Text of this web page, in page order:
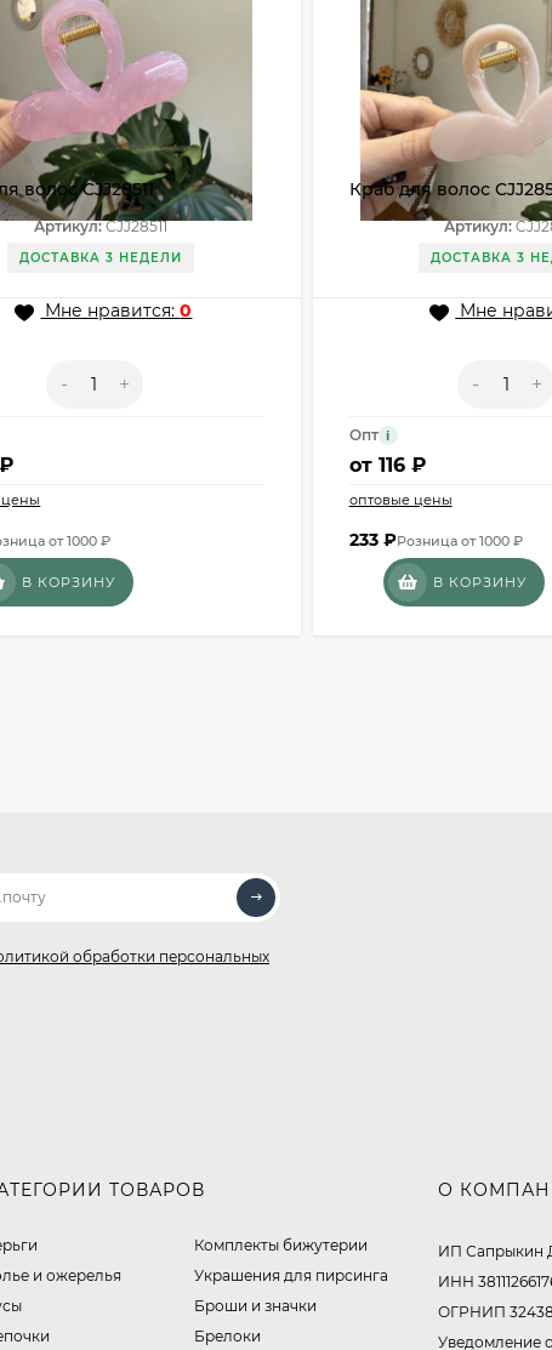
волос CJJ28511
Артикул:CJJ28511
ДОСТАВКА 3 НЕДЕЛИ
Мне нравится:0
- +
цены
от 1000 ₽
В КОРЗИНУ
Краб для волос
Артикул:
ДОСТАВКА 3
Мне
- +
Опт i
от 116 ₽
оптовые цены
233 ₽Розница от 1000 ₽
В КОРЗИНУ
обработки персональных
ТОВАРОВ
и ожерелья
Комплекты бижутерии
Украшения для пирсинга
Броши и значки
Брелоки
О
ИП Сапрыкин
ИНН
ОГРНИП
Уведомление